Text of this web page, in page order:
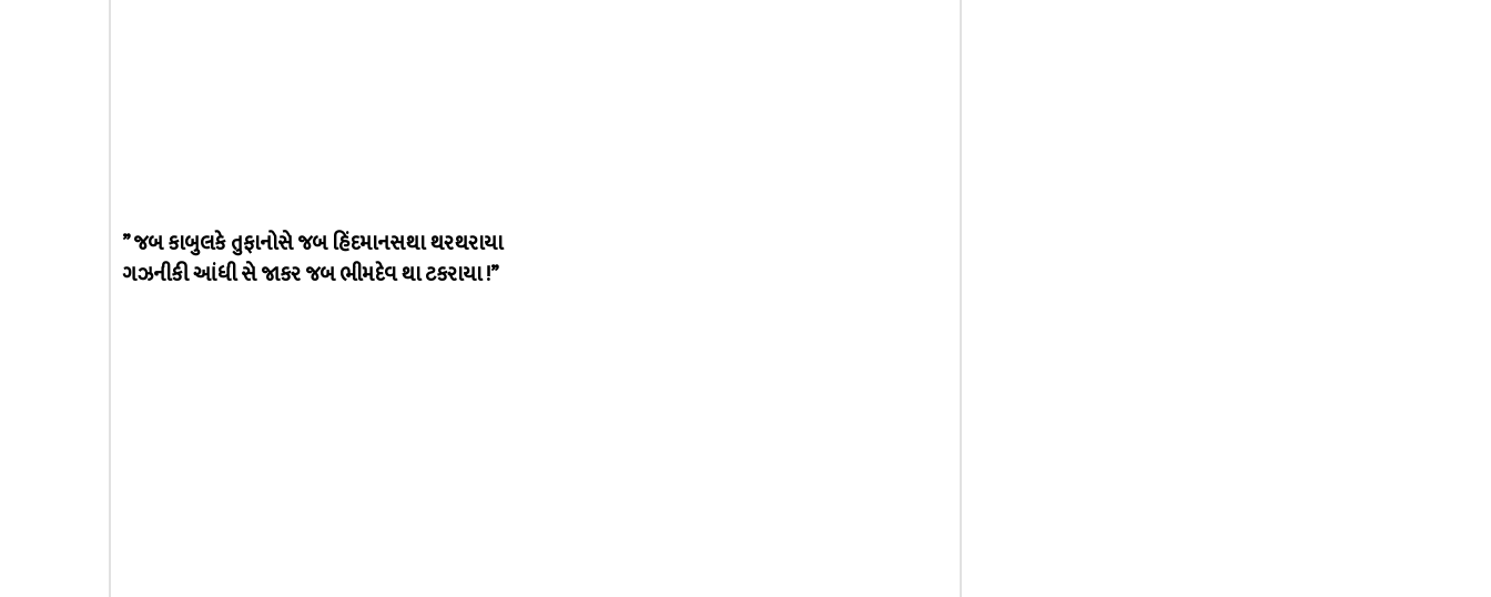
” જબ કાબુલકે તુફાનોસે જબ હિંદમાનસથા થરથરાયા
ગઝનીકી આંધી સે જાકર જબ ભીમદેવ થા ટકરાયા !”